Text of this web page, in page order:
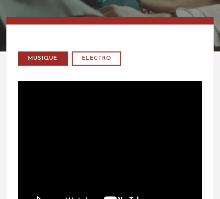
MUSIQUE ELECTRO